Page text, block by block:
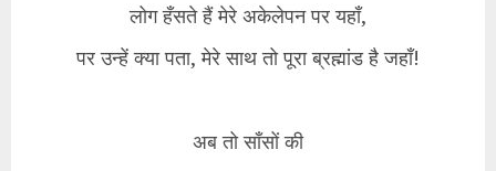
लोग हँसते हैं मेरे अकेलेपन पर यहाँ,
पर उन्हें क्या पता, मेरे साथ तो पूरा ब्रह्मांड है जहाँ!
अब तो साँसों की